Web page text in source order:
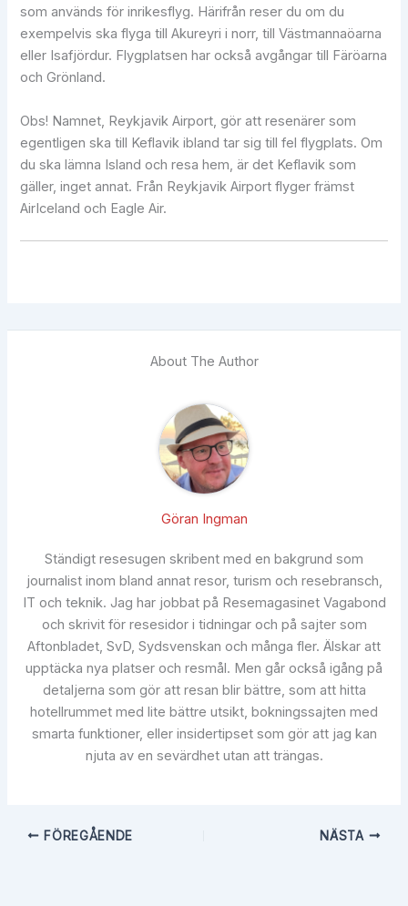
som används för inrikesflyg. Härifrån reser du om du
exempelvis ska flyga till Akureyri i norr, till Västmannaöarna
eller Isafjördur. Flygplatsen har också avgångar till Färöarna
och Grönland.
Obs! Namnet, Reykjavik Airport, gör att resenärer som
egentligen ska till Keflavik ibland tar sig till fel flygplats. Om
du ska lämna Island och resa hem, är det Keflavik som
gäller, inget annat. Från Reykjavik Airport flyger främst
AirIceland och Eagle Air.
About The Author
Göran Ingman
Ständigt resesugen skribent med en bakgrund som
journalist inom bland annat resor, turism och resebransch,
IT och teknik. Jag har jobbat på Resemagasinet Vagabond
och skrivit för resesidor i tidningar och på sajter som
Aftonbladet, SvD, Sydsvenskan och många fler. Älskar att
upptäcka nya platser och resmål. Men går också igång på
detaljerna som gör att resan blir bättre, som att hitta
hotellrummet med lite bättre utsikt, bokningssajten med
smarta funktioner, eller insidertipset som gör att jag kan
njuta av en sevärdhet utan att trängas.
FÖREGÅENDE NÄSTA